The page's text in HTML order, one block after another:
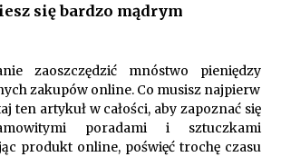
Piece do pizzy – jak wybrać między piecem na
Oferta z pojazdami wyposażonymi w kontenery
nowoczesne rozwiązanie dla logistyki
9 miesięcy ago
się bardzo mądrym
zaoszczędzić mnóstwo pieniędzy
zakupów online. Co musisz najpierw
ten artykuł w całości, aby zapoznać się
poradami i sztuczkami
produkt online, poświęć trochę czasu